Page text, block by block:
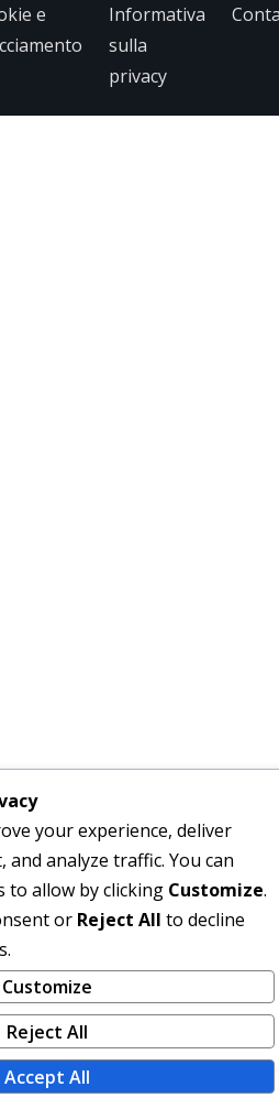
e
Informativa
sulla
privacy
your experience, deliver
analyze traffic. You can
to allow by clicking Customize.
or Reject All to decline
Customize
Reject All
Accept All